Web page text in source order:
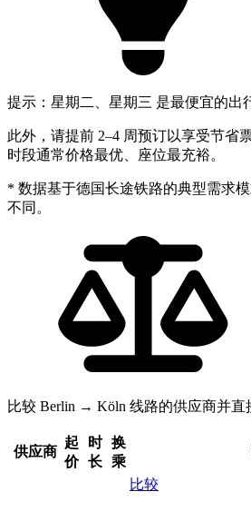
提示：星期二、星期三 是最便宜的出
此外，请提前 2–4 周预订以享受节省
时段通常价格最优、座位最充裕。
* 数据基于德国长途铁路的典型需求
不同。
比较 Berlin → Köln 线路的供应商并直
供应商
起
价
时
长
换
乘
比较